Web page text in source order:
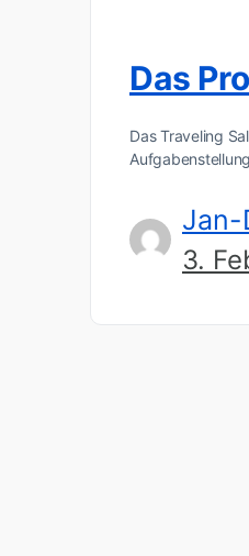
Das
Das Traveling
Jan-
3.